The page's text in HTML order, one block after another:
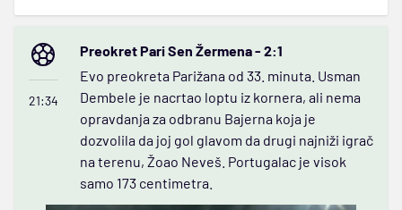
21:34
Preokret Pari Sen Žermena - 2:1
Evo preokreta Parižana od 33. minuta. Usman
Dembele je nacrtao loptu iz kornera, ali nema
opravdanja za odbranu Bajerna koja je
dozvolila da joj gol glavom da drugi najniži igrač
na terenu, Žoao Neveš. Portugalac je visok
samo 173 centimetra.